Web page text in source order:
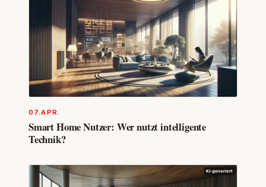
07.APR.
Smart Home Nutzer: Wer nutzt intelligente
Technik?